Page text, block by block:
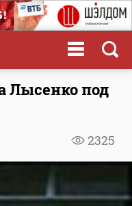
Лысенко под
2325